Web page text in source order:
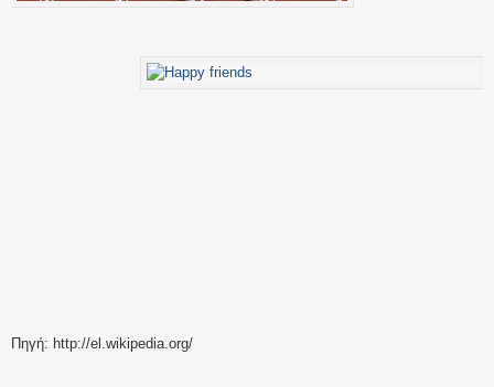
Πηγή: http://el.wikipedia.org/